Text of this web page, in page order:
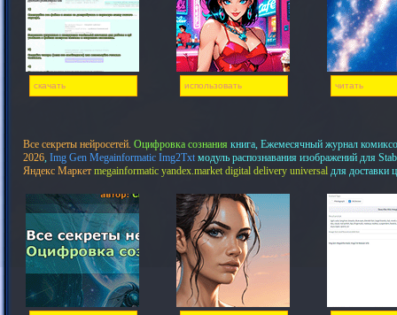
скачать использовать читать
Все секреты нейросетей. Оцифровка сознания книга, Ежемесячный журнал
2026, Img Gen Megainformatic Img2Txt модуль распознавания изображений для
Яндекс Маркет megainformatic yandex.market digital delivery universal для доставки